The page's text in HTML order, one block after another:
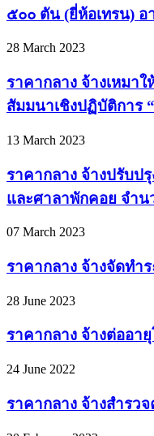
๕๐๐ ตัน (ยี่ห้อเทรน) อ
28 March 2023
ราคากลาง จ้างเหมา
สัมมนาเชิงปฏิบัติการ
13 March 2023
ราคากลาง จ้างปรับป
และศาลาพักคอย จำน
07 March 2023
ราคากลาง จ้างจัดทำ
28 June 2023
ราคากลาง จ้างต่ออา
24 June 2022
ราคากลาง จ้างสำรว